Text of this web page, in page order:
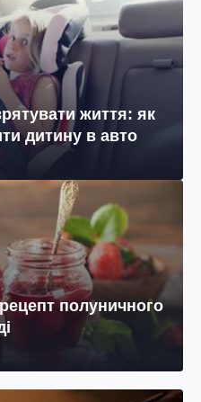
життя: як
дитину в авто
полуничного